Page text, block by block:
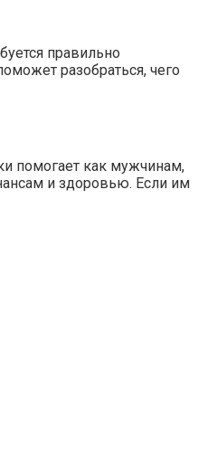
правильно
разобраться, чего
помогает как мужчинам,
и здоровью. Если им